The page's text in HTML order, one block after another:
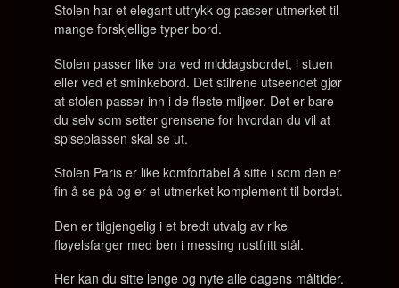
Stolen har et elegant uttrykk og passer utmerket til
mange forskjellige typer bord.
Stolen passer like bra ved middagsbordet, i stuen
eller ved et sminkebord. Det stilrene utseendet gjør
at stolen passer inn i de fleste miljøer. Det er bare
du selv som setter grensene for hvordan du vil at
spiseplassen skal se ut.
Stolen Paris er like komfortabel å sitte i som den er
fin å se på og er et utmerket komplement til bordet.
Den er tilgjengelig i et bredt utvalg av rike
fløyelsfarger med ben i messing rustfritt stål.
Her kan du sitte lenge og nyte alle dagens måltider.